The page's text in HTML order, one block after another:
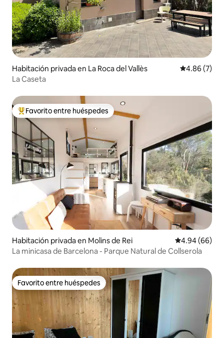
Habitación privada en La Roca del Vallès Calificación
4.86 (7)
La Caseta
Favorito entre huéspedes preferido
Favorito entre huéspedes
Habitación privada en Molins de Rei Calificación
4.94 (66)
La minicasa de Barcelona - Parque Natural de Collserola
Favorito entre huéspedes
Favorito entre huéspedes